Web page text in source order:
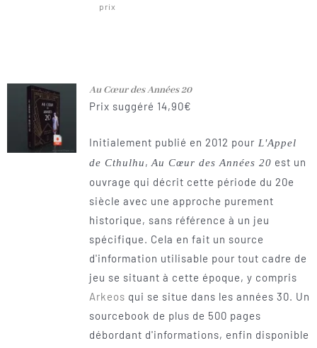
prix
Au Cœur des Années 20
Prix suggéré 14,90€
Initialement publié en 2012 pour L'Appel
de Cthulhu, Au Cœur des Années 20 est un
ouvrage qui décrit cette période du 20e
siècle avec une approche purement
historique, sans référence à un jeu
spécifique. Cela en fait un source
d'information utilisable pour tout cadre de
jeu se situant à cette époque, y compris
Arkeos qui se situe dans les années 30. Un
sourcebook de plus de 500 pages
débordant d'informations, enfin disponible